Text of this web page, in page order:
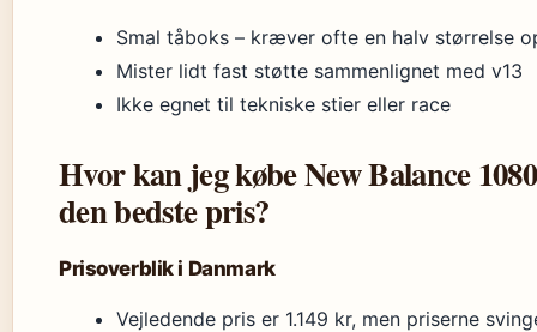
Smal tåboks – kræver ofte en halv størrelse
Mister lidt fast støtte sammenlignet med v13
Ikke egnet til tekniske stier eller race
Hvor kan jeg købe New Balance
den bedste pris?
Prisoverblik i Danmark
Vejledende pris er 1.149 kr, men priserne